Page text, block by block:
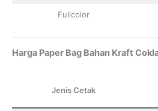
Fullcolor
Harga Paper Bag Bahan Kraft
Jenis Cetak